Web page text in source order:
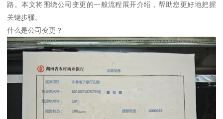
路。本文将围绕公司变更的一般流程展开介绍，帮助您更好地把握
关键步骤。
什么是公司变更？